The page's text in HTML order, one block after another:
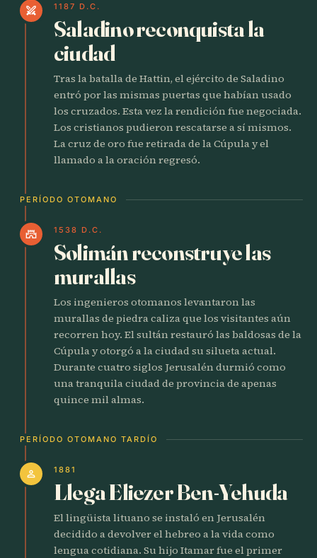
swords 1187 D.C.
Saladino reconquista la
ciudad
Tras la batalla de Hattin, el ejército de Saladino
entró por las mismas puertas que habían usado
los cruzados. Esta vez la rendición fue negociada.
Los cristianos pudieron rescatarse a sí mismos.
La cruz de oro fue retirada de la Cúpula y el
llamado a la oración regresó.
PERÍODO OTOMANO
castle 1538 D.C.
Solimán reconstruye las
murallas
Los ingenieros otomanos levantaron las
murallas de piedra caliza que los visitantes aún
recorren hoy. El sultán restauró las baldosas de la
Cúpula y otorgó a la ciudad su silueta actual.
Durante cuatro siglos Jerusalén durmió como
una tranquila ciudad de provincia de apenas
quince mil almas.
PERÍODO OTOMANO TARDÍO
person 1881
Llega Eliezer Ben-Yehuda
El lingüista lituano se instaló en Jerusalén
decidido a devolver el hebreo a la vida como
lengua cotidiana. Su hijo Itamar fue el primer